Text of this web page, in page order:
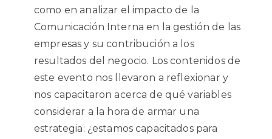
como en analizar el impacto de la
Comunicación Interna en la gestión de las
empresas y su contribución a los
resultados del negocio. Los contenidos de
este evento nos llevaron a reflexionar y
nos capacitaron acerca de qué variables
considerar a la hora de armar una
estrategia: ¿estamos capacitados para